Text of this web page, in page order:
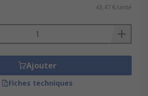
43,47 €/unité
Ajouter
Fiches techniques